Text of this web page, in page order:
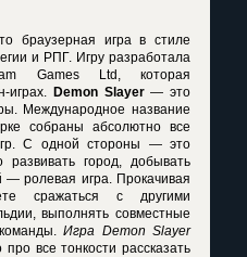
браузерная играв стиле
и РПГ. Игру разработала
Games Ltd, которая
играх. Demon Slayer— это
Международное название
собраны абсолютно все
С одной стороны — это
развивать город, добывать
— ролевая игра. Прокачивая
сражаться с другими
выполнять совместные
команды.Игра Demon Slayer
все тонкости рассказать